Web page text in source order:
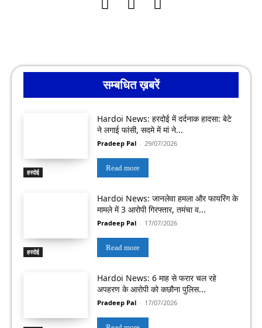
सम्बधित ख़बरें
हरदोई
Hardoi News: हरदोई में दर्दनाक हादसा: बेटे
ने लगाई फांसी, सदमे में मां ने...
Pradeep Pal - 29/07/2026
Read more
हरदोई
Hardoi News: जानलेवा हमला और फायरिंग के
मामले में 3 आरोपी गिरफ्तार, तमंचा व...
Pradeep Pal - 17/07/2026
Read more
Hardoi News: 6 माह से फरार चल रहे
अपहरण के आरोपी को कछौना पुलिस...
Pradeep Pal - 17/07/2026